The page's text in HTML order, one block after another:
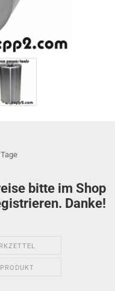
bitte im Shop
Danke!